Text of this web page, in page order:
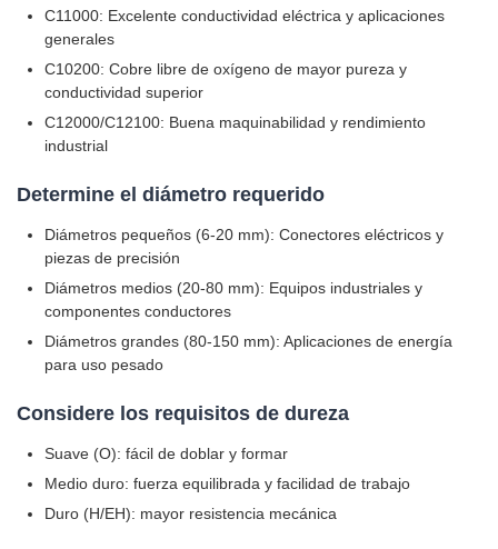
C11000: Excelente conductividad eléctrica y aplicaciones
generales
C10200: Cobre libre de oxígeno de mayor pureza y
conductividad superior
C12000/C12100: Buena maquinabilidad y rendimiento
industrial
Determine el diámetro requerido
Diámetros pequeños (6-20 mm): Conectores eléctricos y
piezas de precisión
Diámetros medios (20-80 mm): Equipos industriales y
componentes conductores
Diámetros grandes (80-150 mm): Aplicaciones de energía
para uso pesado
Considere los requisitos de dureza
Suave (O): fácil de doblar y formar
Medio duro: fuerza equilibrada y facilidad de trabajo
Duro (H/EH): mayor resistencia mecánica